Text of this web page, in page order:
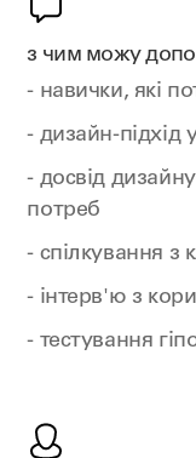
з чим можу
- навички, які
- дизайн-підхід
- досвід
потреб
- спілкування з
- інтерв'ю з
- тестування